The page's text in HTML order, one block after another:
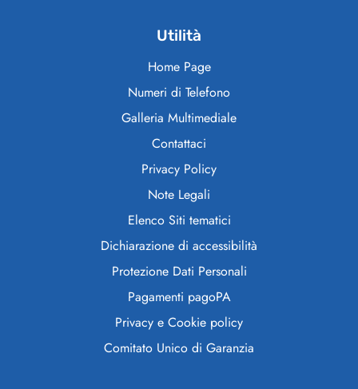
Utilità
Home Page
Numeri di Telefono
Galleria Multimediale
Contattaci
Privacy Policy
Note Legali
Elenco Siti tematici
Dichiarazione di accessibilità
Protezione Dati Personali
Pagamenti pagoPA
Privacy e Cookie policy
Comitato Unico di Garanzia